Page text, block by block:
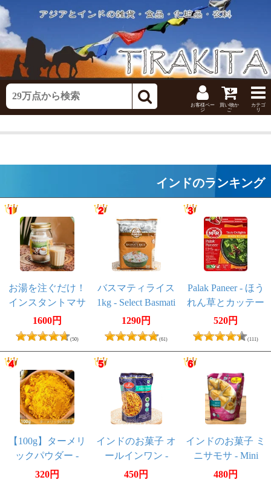
お客様ペー
ジ
買い物か
ご
カテゴ
リ
インドのランキング
お湯を注ぐだけ！
インスタントマサ
ラチャイ 国産
HOKKAIDO
っぷり250g グラス
フェッド
1600円
(50)
バスマティライス
1kg - Select Basmati
Rice 【Ambika】
1290円
(61)
Palak Paneer - ほう
れん草とカッテー
ジチーズのカレー
[MTRカレー]
520円
(111)
【100g】ターメリ
ックパウダー -
Turmeric Powder
320円
インドのお菓子 オ
ールインワン -
ALL IN ONE
450円
インドのお菓子 ミ
ニサモサ - Mini
Samosa
480円